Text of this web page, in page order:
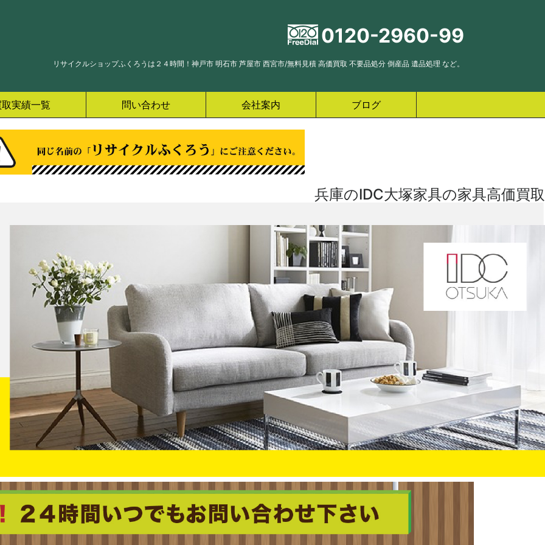
0120-2960-99
リサイクルショップふくろうは２４時間！神戸市 明石市 芦屋市 西宮市/無料見積 高価買取 不要品処分 倒産品 遺品処理 など。
実績一覧 問い合わせ 会社案内 ブログ
兵庫のIDC大塚家具の家具高価買取